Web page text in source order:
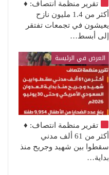
تقرير منظمة انتصاف: ♦️
أكثر من 1.4 مليون نازح
يعيشون في تجمعات تفتقر
إلى أبسط…
العرض في الرئيسة
تقرير منظمة انتصاف: ♦️
أكثر من 61 ألف مدني
سقطوا بين شهيد وجريح منذ
بداية…